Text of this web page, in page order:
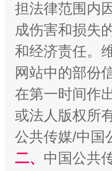
揭开“小金库”的免责
担法律范围内
成伤害和损失
和经济责任。
网站中的部份
在第一时间作
或法人版权所
公共传媒/中国
二、 中国公共